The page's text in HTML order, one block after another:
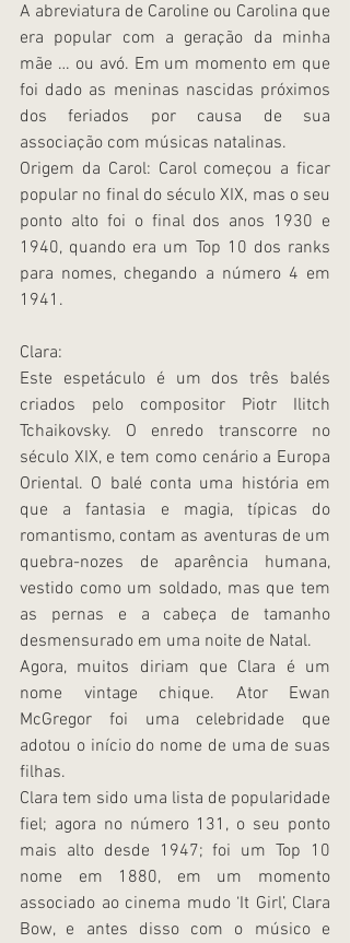
A abreviatura de Caroline ou Carolina que
era popular com a geração da minha
mãe … ou avó. Em um momento em que
foi dado as meninas nascidas próximos
dos feriados por causa de sua
associação com músicas natalinas.
Origem da Carol: Carol começou a ficar
popular no final do século XIX, mas o seu
ponto alto foi o final dos anos 1930 e
1940, quando era um Top 10 dos ranks
para nomes, chegando a número 4 em
1941.
Clara:
Este espetáculo é um dos três balés
criados pelo compositor Piotr Ilitch
Tchaikovsky. O enredo transcorre no
século XIX, e tem como cenário a Europa
Oriental. O balé conta uma história em
que a fantasia e magia, típicas do
romantismo, contam as aventuras de um
quebra-nozes de aparência humana,
vestido como um soldado, mas que tem
as pernas e a cabeça de tamanho
desmensurado em uma noite de Natal.
Agora, muitos diriam que Clara é um
nome vintage chique. Ator Ewan
McGregor foi uma celebridade que
adotou o início do nome de uma de suas
filhas.
Clara tem sido uma lista de popularidade
fiel; agora no número 131, o seu ponto
mais alto desde 1947; foi um Top 10
nome em 1880, em um momento
associado ao cinema mudo ‘It Girl’, Clara
Bow, e antes disso com o músico e